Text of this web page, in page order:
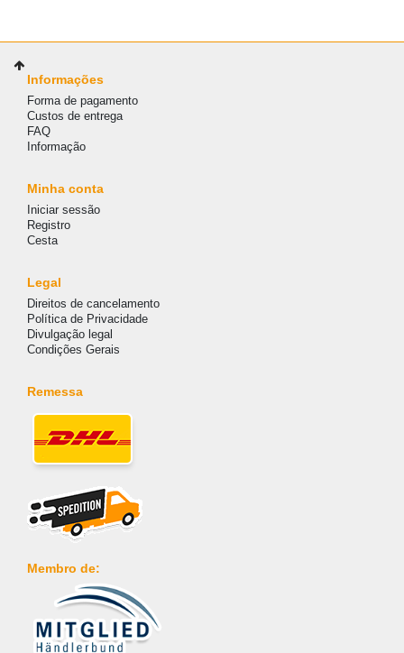
Informações
Forma de pagamento
Custos de entrega
FAQ
Informação
Minha conta
Iniciar sessão
Registro
Cesta
Legal
Direitos de cancelamento
Política de Privacidade
Divulgação legal
Condições Gerais
Remessa
Membro de: